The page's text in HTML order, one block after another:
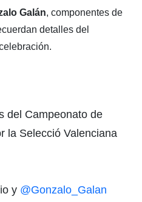
Galán, componentes de
detalles del
del Campeonato de
la Selecció Valenciana
y @Gonzalo_Galan